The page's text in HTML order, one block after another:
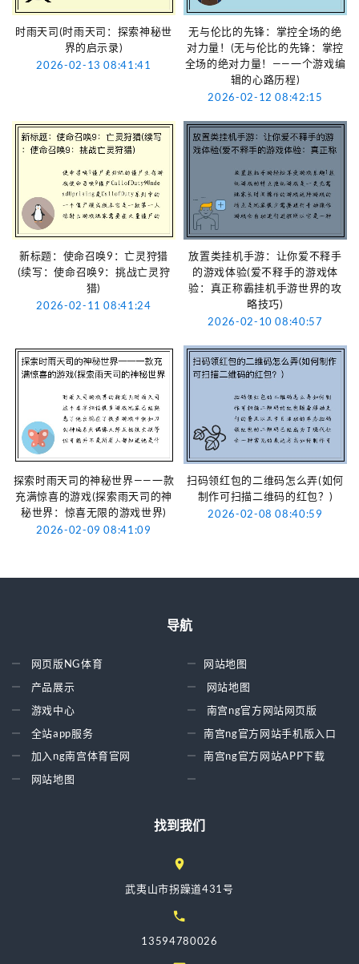
时雨天司(时雨天司：探索神秘世
界的启示录)
2026-02-13 08:41:41
无与伦比的先锋：掌控全场的绝
对力量！(无与伦比的先锋：掌控
全场的绝对力量！——一个游戏编
辑的心路历程)
2026-02-12 08:42:15
新标题：使命召唤9：亡灵狩猎
(续写：使命召唤9：挑战亡灵狩
猎)
2026-02-11 08:41:24
放置类挂机手游：让你爱不释手
的游戏体验(爱不释手的游戏体
验：真正称霸挂机手游世界的攻
略技巧)
2026-02-10 08:40:57
探索时雨天司的神秘世界——一款
充满惊喜的游戏(探索雨天司的神
秘世界：惊喜无限的游戏世界)
2026-02-09 08:41:09
扫码领红包的二维码怎么弄(如何
制作可扫描二维码的红包？)
2026-02-08 08:40:59
导航
网页版NG体育
产品展示
游戏中心
全站app服务
加入ng南宫体育官网
网站地图
网站地图
网站地图
南宫ng官方网站网页版
南宫ng官方网站手机版入口
南宫ng官方网站APP下载
找到我们
武夷山市拐躁道431号
13594780026